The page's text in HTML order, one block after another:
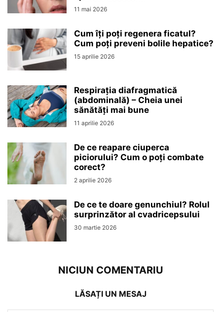
11 mai 2026
Cum îți poți regenera ficatul?
Cum poți preveni bolile hepatice?
15 aprilie 2026
Respirația diafragmatică
(abdominală) – Cheia unei
sănătăți mai bune
11 aprilie 2026
De ce reapare ciuperca
piciorului? Cum o poți combate
corect?
2 aprilie 2026
De ce te doare genunchiul? Rolul
surprinzător al cvadricepsului
30 martie 2026
NICIUN COMENTARIU
LĂSAȚI UN MESAJ